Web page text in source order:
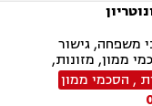
משפחה, גישור
ממון, מזונות,
חלוקת רכוש, מעמד
ניכור הורי, עסקאות
, הסכמי ממון